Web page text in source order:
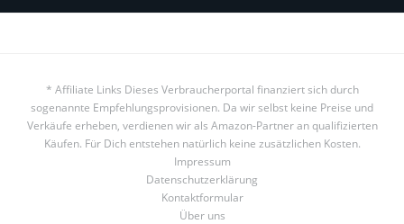
* Affiliate Links Dieses Verbraucherportal finanziert sich durch
sogenannte Empfehlungsprovisionen. Da wir selbst keine Preise und
Verkäufe erheben, verdienen wir als Amazon-Partner an qualifizierten
Käufen. Für Dich entstehen natürlich keine zusätzlichen Kosten.
Impressum
Datenschutzerklärung
Kontaktformular
Über uns